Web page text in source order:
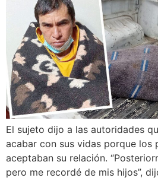
El sujeto dijo a las autoridades
acabar con sus vidas porque los
aceptaban su relación.
pero me recordé de mis hijos”,